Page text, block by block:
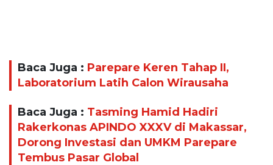
Baca Juga : Parepare Keren Tahap II,
Laboratorium Latih Calon Wirausaha
Baca Juga : Tasming Hamid Hadiri
Rakerkonas APINDO XXXV di Makassar,
Dorong Investasi dan UMKM Parepare
Tembus Pasar Global